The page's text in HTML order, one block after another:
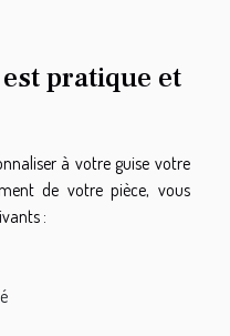
pratique et
à votre guise votre
de votre pièce, vous
: